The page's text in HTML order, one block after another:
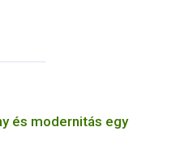
és modernitás egy